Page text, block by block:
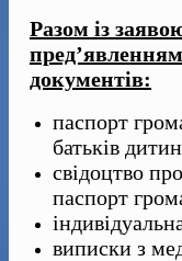
Разом із
документів:
паспорт
батьків
свідоцтво
паспорт
виписки з